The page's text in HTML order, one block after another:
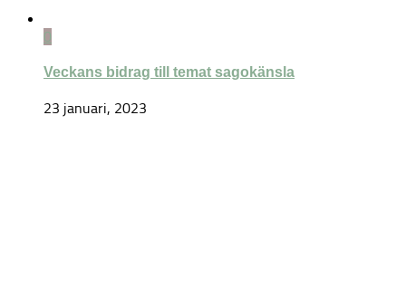
0
Veckans bidrag till temat sagokänsla
23 januari, 2023